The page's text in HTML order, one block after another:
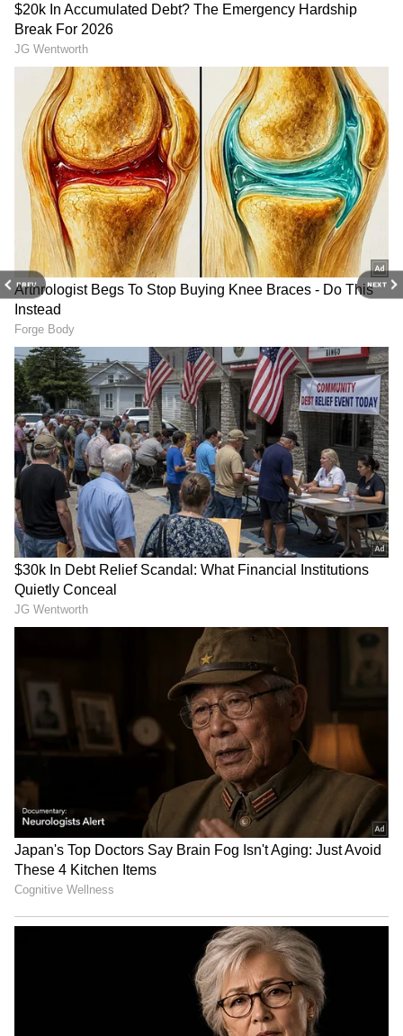
PREV NEXT
கூட, விசித்ரா ஒரு பிரச்சனையாக
மாற்றினார்.
Yashika Aannand: கல் சிலை முன்... கிளாமர்
டால் போல் அதிரி புதிரி கவர்ச்சி காட்டும்
யாஷிகா! சூடான ரசிகர்கள்!
3
5
அர்ச்சனாவை ஒரு பக்கம் விசித்ரா பிக்பாஸ்
ஹவுஸ் மேட்சிடம் திட்டு கொண்டிருந்த
போது, அர்ச்சனா பாத் ரூம்மை கிளீஸ்
செய்து கொண்டே விக்ரம் மற்றும்
அக்ஷயாவிடம் அவர் மிகவும் ஸ்வீட் பர்சர்
விடுவேன் என வெள்ளந்தித்தனமாக பேசி
கொண்டிருந்தார். இது அவரின் எதார்த்த